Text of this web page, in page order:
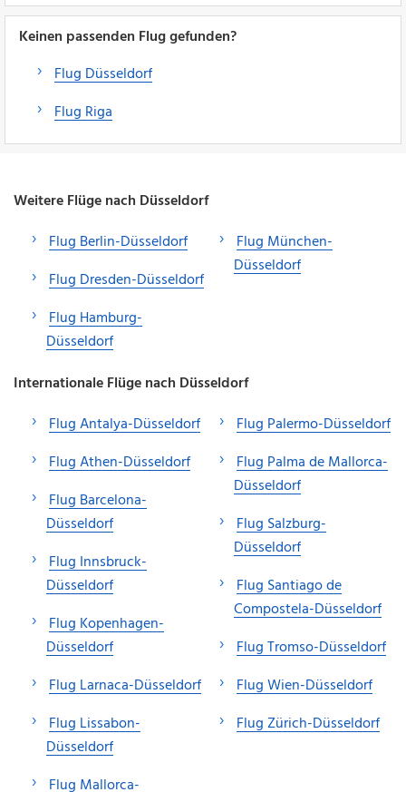
Keinen passenden Flug gefunden?
Flug Düsseldorf
Flug Riga
Weitere Flüge nach Düsseldorf
Flug Berlin-Düsseldorf
Flug Dresden-Düsseldorf
Flug Hamburg-
Düsseldorf
Flug München-
Düsseldorf
Internationale Flüge nach Düsseldorf
Flug Antalya-Düsseldorf
Flug Athen-Düsseldorf
Flug Barcelona-
Düsseldorf
Flug Innsbruck-
Düsseldorf
Flug Kopenhagen-
Düsseldorf
Flug Larnaca-Düsseldorf
Flug Lissabon-
Düsseldorf
Flug Mallorca-
Flug Palermo-Düsseldorf
Flug Palma de Mallorca-
Düsseldorf
Flug Salzburg-
Düsseldorf
Flug Santiago de
Compostela-Düsseldorf
Flug Tromso-Düsseldorf
Flug Wien-Düsseldorf
Flug Zürich-Düsseldorf